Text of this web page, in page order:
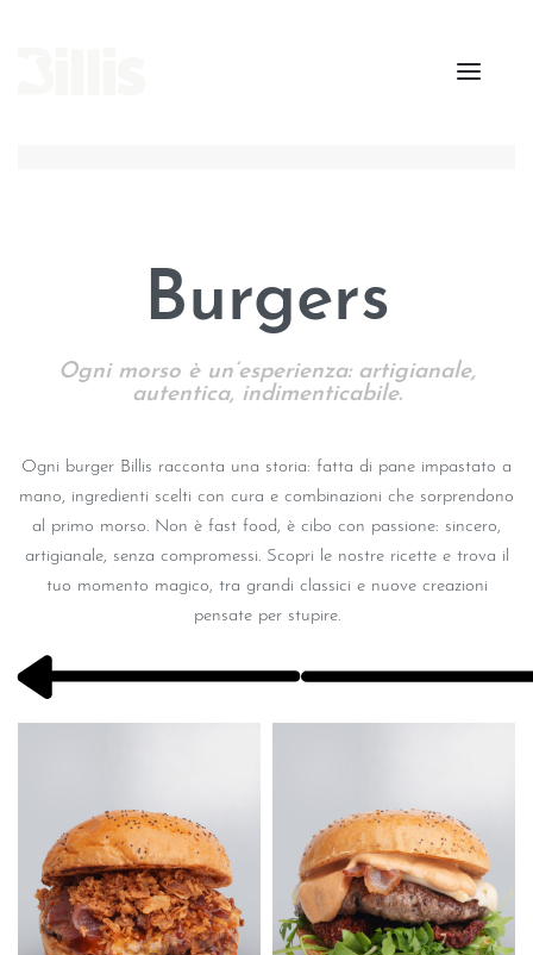
Burgers
Ogni morso è un’esperienza: artigianale,
autentica, indimenticabile.
Ogni burger Billis racconta una storia: fatta di pane impastato a
mano, ingredienti scelti con cura e combinazioni che sorprendono
al primo morso. Non è fast food, è cibo con passione: sincero,
artigianale, senza compromessi. Scopri le nostre ricette e trova il
tuo momento magico, tra grandi classici e nuove creazioni
pensate per stupire.